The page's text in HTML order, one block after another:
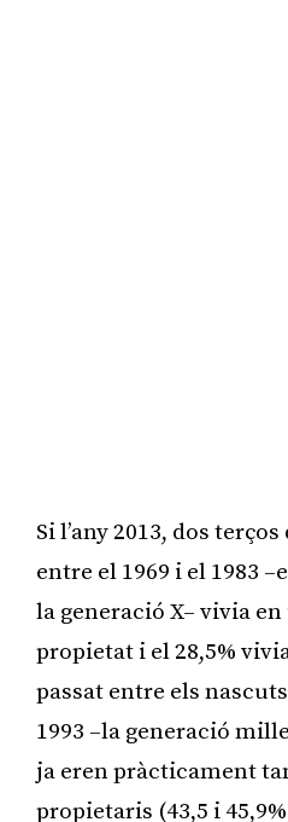
Si l’any 2013, dos
entre el 1969 i el 1983
la generació X– vivia
propietat i el 28,5%
passat entre els
1993 –la generació
ja eren pràcticament
propietaris (43,5 i